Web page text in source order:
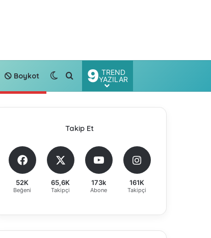
Boykot Dış görünümü değiştir
Arama yap ...
9 TREND
YAZILAR
Takip Et
52K
Beğeni
65,6K
Takipçi
173k
Abone
161K
Takipçi